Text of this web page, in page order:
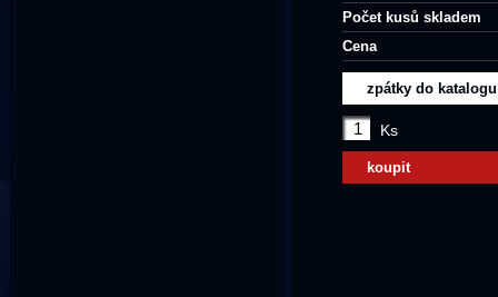
Počet kusů skladem
Cena
zpátky do katalogu
Ks
koupit